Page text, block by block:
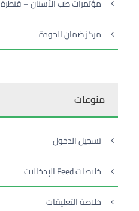
مؤتمرات طب الأسنان – قنطرة
مركز ضمان الجودة
منوعات
تسجيل الدخول
خلاصات Feed الإدخالات
خلاصة التعليقات